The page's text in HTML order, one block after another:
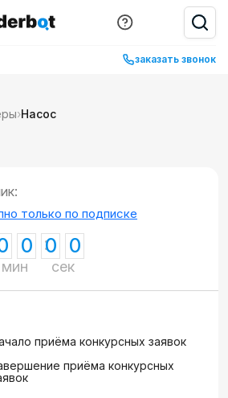
заказать звонок
›Насос
только по подписке
0
мин
0 0
сек
приёма конкурсных заявок
приёма конкурсных